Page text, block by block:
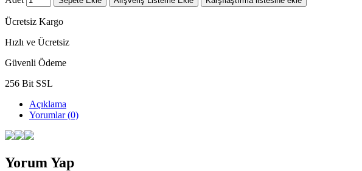
Ücretsiz Kargo
Hızlı ve Ücretsiz
Güvenli Ödeme
256 Bit SSL
Açıklama
Yorumlar (0)
Yorum Yap